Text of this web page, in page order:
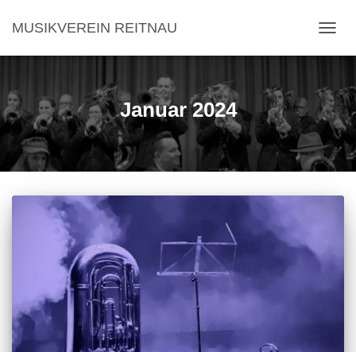
MUSIKVEREIN REITNAU
Januar 2024